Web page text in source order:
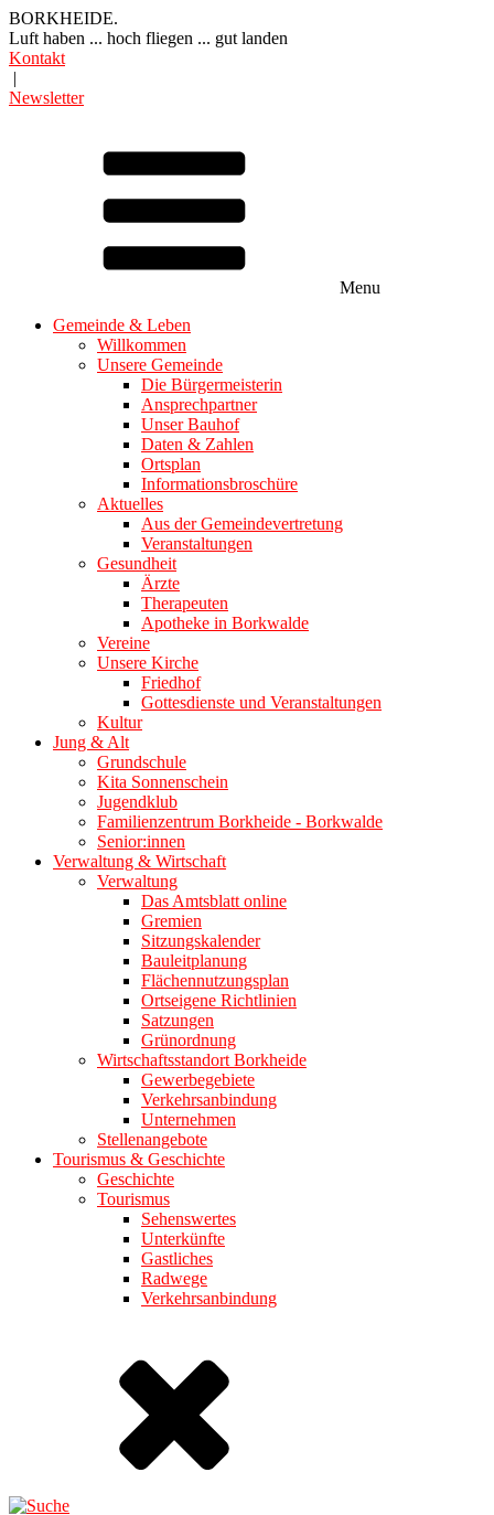
BORKHEIDE.
Luft haben ... hoch fliegen ... gut landen
Kontakt
|
Newsletter
Menu
Gemeinde & Leben
Willkommen
Unsere Gemeinde
Die Bürgermeisterin
Ansprechpartner
Unser Bauhof
Daten & Zahlen
Ortsplan
Informationsbroschüre
Aktuelles
Aus der Gemeindevertretung
Veranstaltungen
Gesundheit
Ärzte
Therapeuten
Apotheke in Borkwalde
Vereine
Unsere Kirche
Friedhof
Gottesdienste und Veranstaltungen
Kultur
Jung & Alt
Grundschule
Kita Sonnenschein
Jugendklub
Familienzentrum Borkheide - Borkwalde
Senior:innen
Verwaltung & Wirtschaft
Verwaltung
Das Amtsblatt online
Gremien
Sitzungskalender
Bauleitplanung
Flächennutzungsplan
Ortseigene Richtlinien
Satzungen
Grünordnung
Wirtschaftsstandort Borkheide
Gewerbegebiete
Verkehrsanbindung
Unternehmen
Stellenangebote
Tourismus & Geschichte
Geschichte
Tourismus
Sehenswertes
Unterkünfte
Gastliches
Radwege
Verkehrsanbindung